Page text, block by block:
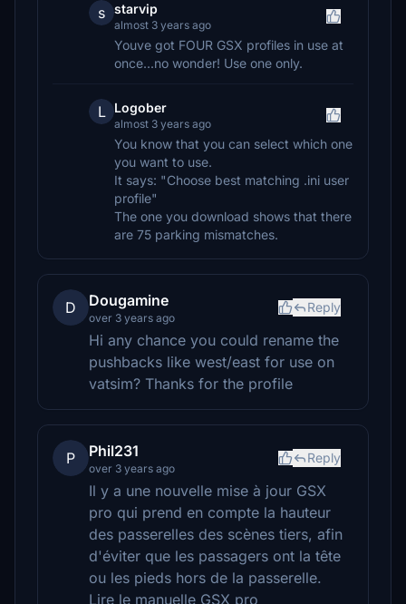
s starvip
almost 3 years ago
Youve got FOUR GSX profiles in use at
once...no wonder! Use one only.
L Logober
almost 3 years ago
You know that you can select which one
you want to use.
It says: "Choose best matching .ini user
profile"
The one you download shows that there
are 75 parking mismatches.
D Dougamine
over 3 years ago
Reply
Hi any chance you could rename the
pushbacks like west/east for use on
vatsim? Thanks for the profile
P Phil231
over 3 years ago
Reply
Il y a une nouvelle mise à jour GSX
pro qui prend en compte la hauteur
des passerelles des scènes tiers, afin
d'éviter que les passagers ont la tête
ou les pieds hors de la passerelle.
Lire le manuelle GSX pro